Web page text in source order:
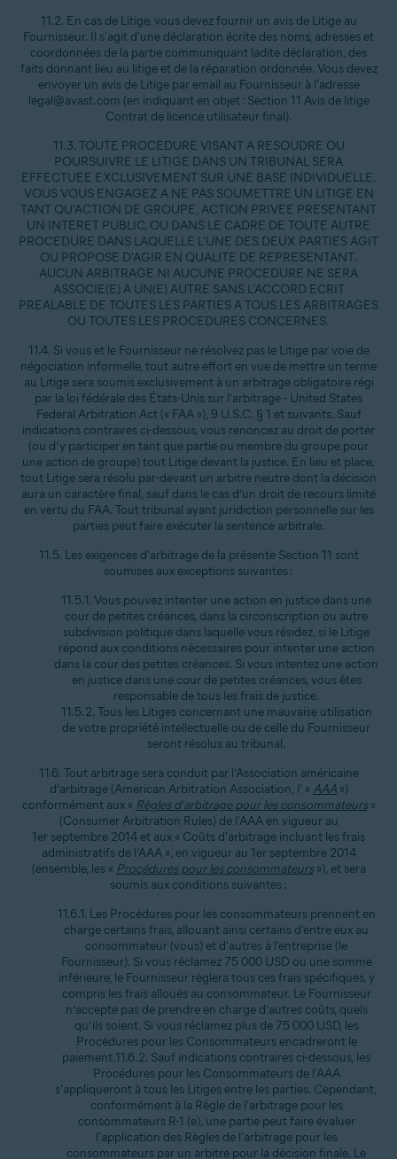
11.2. En cas de Litige, vous devez fournir un avis de Litige au
Fournisseur. Il s'agit d'une déclaration écrite des noms, adresses et
coordonnées de la partie communiquant ladite déclaration, des
faits donnant lieu au litige et de la réparation ordonnée. Vous devez
envoyer un avis de Litige par email au Fournisseur à l'adresse
legal@avast.com (en indiquant en objet : Section 11 Avis de litige
Contrat de licence utilisateur final).
11.3. TOUTE PROCEDURE VISANT A RESOUDRE OU
POURSUIVRE LE LITIGE DANS UN TRIBUNAL SERA
EFFECTUEE EXCLUSIVEMENT SUR UNE BASE INDIVIDUELLE.
VOUS VOUS ENGAGEZ A NE PAS SOUMETTRE UN LITIGE EN
TANT QU'ACTION DE GROUPE, ACTION PRIVEE PRESENTANT
UN INTERET PUBLIC, OU DANS LE CADRE DE TOUTE AUTRE
PROCEDURE DANS LAQUELLE L'UNE DES DEUX PARTIES AGIT
OU PROPOSE D'AGIR EN QUALITE DE REPRESENTANT.
AUCUN ARBITRAGE NI AUCUNE PROCEDURE NE SERA
ASSOCIE(E) A UN(E) AUTRE SANS L'ACCORD ECRIT
PREALABLE DE TOUTES LES PARTIES A TOUS LES ARBITRAGES
OU TOUTES LES PROCEDURES CONCERNES.
11.4. Si vous et le Fournisseur ne résolvez pas le Litige par voie de
négociation informelle, tout autre effort en vue de mettre un terme
au Litige sera soumis exclusivement à un arbitrage obligatoire régi
par la loi fédérale des États-Unis sur l’arbitrage - United States
Federal Arbitration Act (« FAA »), 9 U.S.C. § 1 et suivants. Sauf
indications contraires ci-dessous, vous renoncez au droit de porter
(ou d’y participer en tant que partie ou membre du groupe pour
une action de groupe) tout Litige devant la justice. En lieu et place,
tout Litige sera résolu par-devant un arbitre neutre dont la décision
aura un caractère final, sauf dans le cas d’un droit de recours limité
en vertu du FAA. Tout tribunal ayant juridiction personnelle sur les
parties peut faire exécuter la sentence arbitrale.
11.5. Les exigences d'arbitrage de la présente Section 11 sont
soumises aux exceptions suivantes :
11.5.1. Vous pouvez intenter une action en justice dans une
cour de petites créances, dans la circonscription ou autre
subdivision politique dans laquelle vous résidez, si le Litige
répond aux conditions nécessaires pour intenter une action
dans la cour des petites créances. Si vous intentez une action
en justice dans une cour de petites créances, vous êtes
responsable de tous les frais de justice.
11.5.2. Tous les Litiges concernant une mauvaise utilisation
de votre propriété intellectuelle ou de celle du Fournisseur
seront résolus au tribunal.
11.6. Tout arbitrage sera conduit par l’Association américaine
d’arbitrage (American Arbitration Association, l' « AAA»)
conformément aux « Règles d'arbitrage pour les consommateurs»
(Consumer Arbitration Rules) de l'AAA en vigueur au
1er septembre 2014 et aux « Coûts d'arbitrage incluant les frais
administratifs de l’AAA », en vigueur au 1er septembre 2014
(ensemble, les « Procédures pour les consommateurs»), et sera
soumis aux conditions suivantes :
11.6.1. Les Procédures pour les consommateurs prennent en
charge certains frais, allouant ainsi certains d'entre eux au
consommateur (vous) et d'autres à l'entreprise (le
Fournisseur). Si vous réclamez 75 000 USD ou une somme
inférieure, le Fournisseur règlera tous ces frais spécifiques, y
compris les frais alloués au consommateur. Le Fournisseur
n’accepte pas de prendre en charge d’autres coûts, quels
qu’ils soient. Si vous réclamez plus de 75 000 USD, les
Procédures pour les Consommateurs encadreront le
paiement.11.6.2. Sauf indications contraires ci-dessous, les
Procédures pour les Consommateurs de l'AAA
s'appliqueront à tous les Litiges entre les parties. Cependant,
conformément à la Règle de l'arbitrage pour les
consommateurs R-1 (e), une partie peut faire évaluer
l'application des Règles de l'arbitrage pour les
consommateurs par un arbitre pour la décision finale. Le